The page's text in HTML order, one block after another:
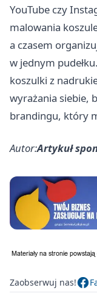
YouTube czy
malowania
a czasem
w jednym
koszulki z
wyrażania siebie,
brandingu, który
Autor:Artykuł
Zaobserwuj nas!